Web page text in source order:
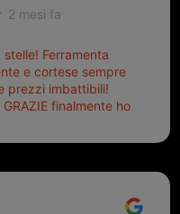
2 mesi fa
Ferramenta
e cortese sempre
prezzi imbattibili!
finalmente ho
loro sono riuscita